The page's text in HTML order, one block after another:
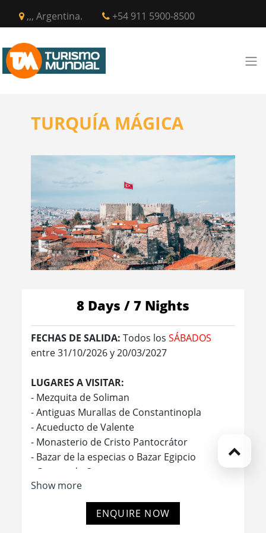
,,, Argentina. +54 911 5900-8500
TURQUÍA MÁGICA
8 Days / 7 Nights
FECHAS DE SALIDA: Todos losSÁBADOS
entre 31/10/2026 y 20/03/2027
LUGARES A VISITAR:
- Mezquita de Soliman
- Antiguas Murallas de Constantinopla
- Acueducto de Valente
- Monasterio de Cristo Pantocrátor
- Bazar de la especias o Bazar Egipcio
- Cuerno de Oro
- Iglesia de Hierro de San Esteban
- El Gran Bazar
- Museo de las Civilizaciones de Anatolia
Show more
ENQUIRE NOW